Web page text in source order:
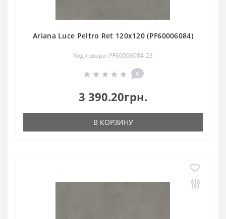
Ariana Luce Peltro Ret 120х120 (PF60006084)
Код товара: PF60006084-23
0
3 390.20грн.
В КОРЗИНУ